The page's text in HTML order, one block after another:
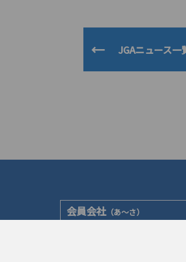
JGAニュース一
会員会社 （あ〜さ）